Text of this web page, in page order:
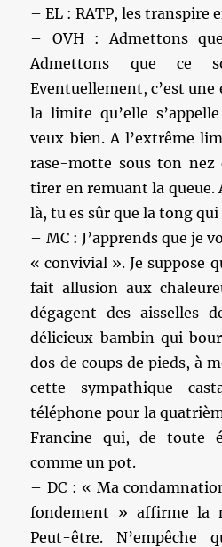
– EL : RATP, les transpire
– OVH : Admettons
Admettons que ce
Eventuellement, c’est une
la limite qu’elle
veux bien. A l’extrême
rase-motte sous ton nez
tirer en remuant la queue.
là, tu es sûr que la tong
– MC : J’apprends que je
« convivial ». Je suppose
fait allusion aux
dégagent des aisselles
délicieux bambin qui
dos de coups de pieds, à
cette sympathique
téléphone pour la
Francine qui, de toute
comme un pot.
– DC : « Ma
fondement » affirme la
Peut-être. N’empêche